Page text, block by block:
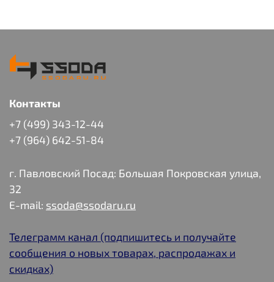
и очистки вашей кожи
Дерматологические средства
Вид изделия: Крем
цена за 1шт
Объем: 0.00035
Контакты
+7 (499) 343-12-44
+7 (964) 642-51-84
г. Павловский Посад: Большая Покровская улица,
32
E-mail: ssoda@ssodaru.ru
Телеграмм канал (подпишитесь и получайте
сообщения о новых товарах, распродажах и
скидках)